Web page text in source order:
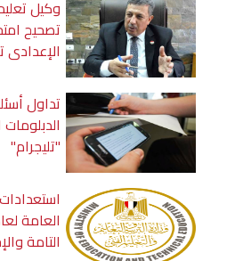
وكيل
تصحيح
تداول
"تليجرام"
التامة